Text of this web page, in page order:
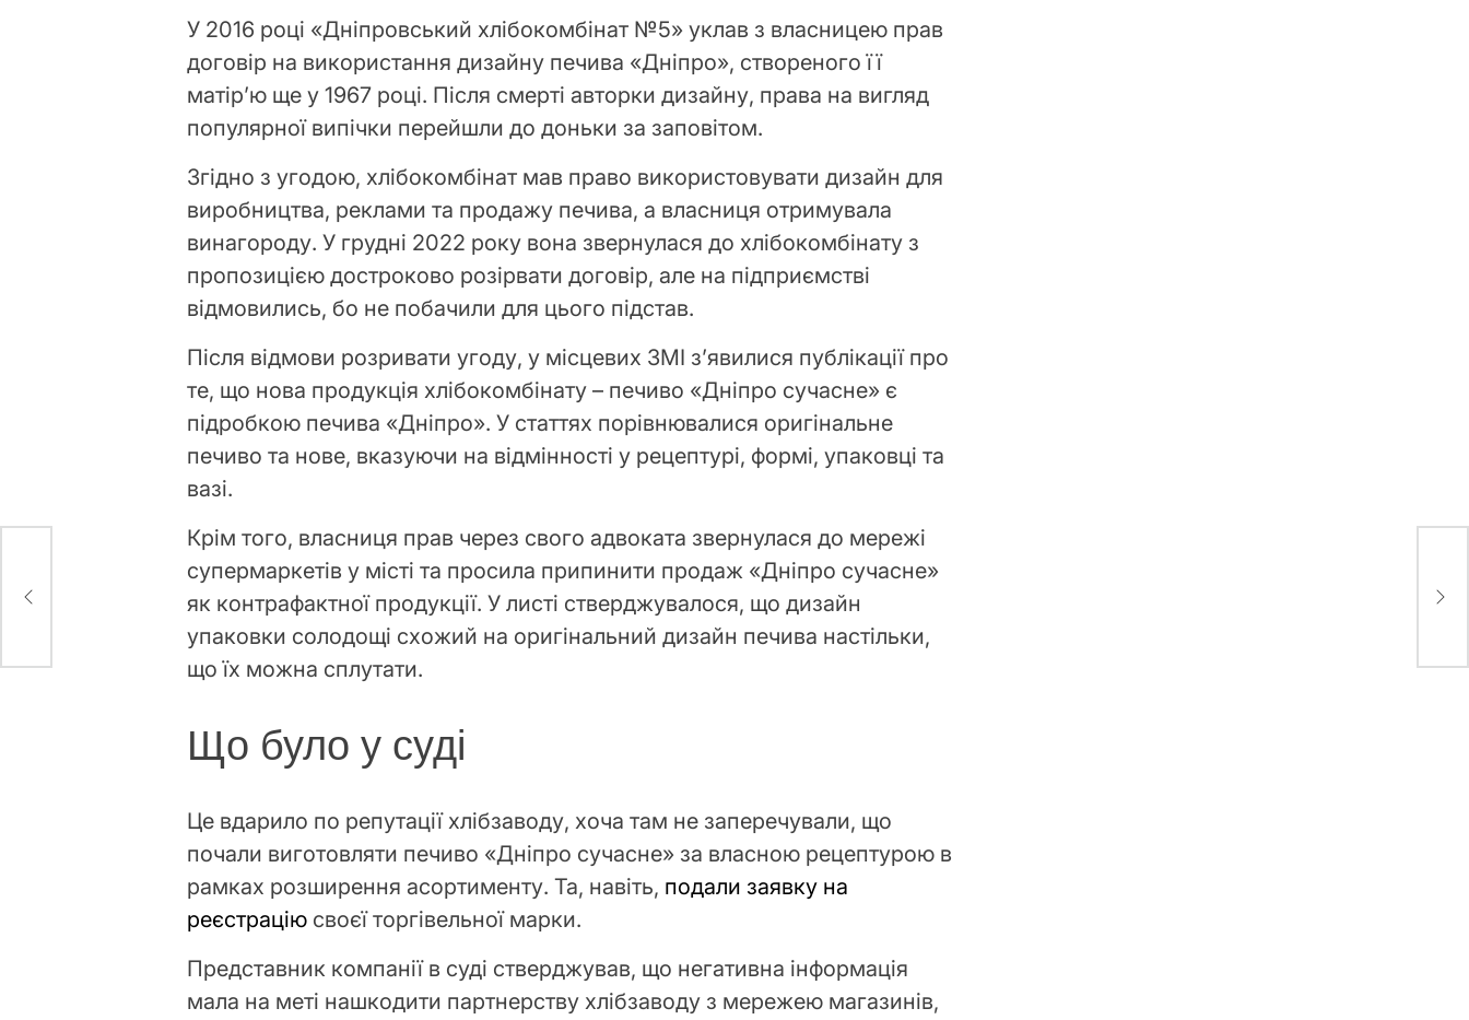
У 2016 році «Дніпровський хлібокомбінат №5» уклав з власницею прав
договір на використання дизайну печива «Дніпро», створеного її
матір’ю ще у 1967 році. Після смерті авторки дизайну, права на вигляд
популярної випічки перейшли до доньки за заповітом.
Згідно з угодою, хлібокомбінат мав право використовувати дизайн для
виробництва, реклами та продажу печива, а власниця отримувала
винагороду. У грудні 2022 року вона звернулася до хлібокомбінату з
пропозицією достроково розірвати договір, але на підприємстві
відмовились, бо не побачили для цього підстав.
Після відмови розривати угоду, у місцевих ЗМІ з’явилися публікації про
те, що нова продукція хлібокомбінату – печиво «Дніпро сучасне» є
підробкою печива «Дніпро». У статтях порівнювалися оригінальне
печиво та нове, вказуючи на відмінності у рецептурі, формі, упаковці та
вазі.
Крім того, власниця прав через свого адвоката звернулася до мережі
супермаркетів у місті та просила припинити продаж «Дніпро сучасне»
як контрафактної продукції. У листі стверджувалося, що дизайн
упаковки солодощі схожий на оригінальний дизайн печива настільки,
що їх можна сплутати.
Що було у суді
Це вдарило по репутації хлібзаводу, хоча там не заперечували, що
почали виготовляти печиво «Дніпро сучасне» за власною рецептурою в
рамках розширення асортименту. Та, навіть, подали заявку на
реєстрацію своєї торгівельної марки.
Представник компанії в суді стверджував, що негативна інформація
мала на меті нашкодити партнерству хлібзаводу з мережею магазинів,
що